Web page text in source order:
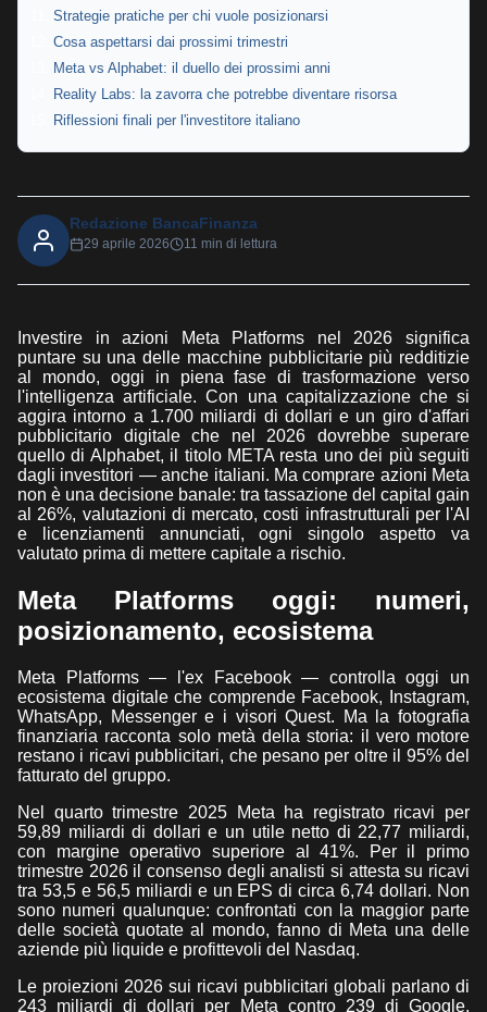
Redazione BancaFinanza
29 aprile 2026 11 min di lettura
Investire in azioni Meta Platforms nel 2026 significa
puntare su una delle macchine pubblicitarie più redditizie
al mondo, oggi in piena fase di trasformazione verso
l'intelligenza artificiale. Con una capitalizzazione che si
aggira intorno a 1.700 miliardi di dollari e un giro d'affari
pubblicitario digitale che nel 2026 dovrebbe superare
quello di Alphabet, il titolo META resta uno dei più seguiti
dagli investitori — anche italiani. Ma comprare azioni Meta
non è una decisione banale: tra tassazione del capital gain
al 26%, valutazioni di mercato, costi infrastrutturali per l'AI
e licenziamenti annunciati, ogni singolo aspetto va
valutato prima di mettere capitale a rischio.
Meta Platforms oggi: numeri,
posizionamento, ecosistema
Meta Platforms — l'ex Facebook — controlla oggi un
ecosistema digitale che comprende Facebook, Instagram,
WhatsApp, Messenger e i visori Quest. Ma la fotografia
finanziaria racconta solo metà della storia: il vero motore
restano i ricavi pubblicitari, che pesano per oltre il 95% del
fatturato del gruppo.
Nel quarto trimestre 2025 Meta ha registrato ricavi per
59,89 miliardi di dollari e un utile netto di 22,77 miliardi,
con margine operativo superiore al 41%. Per il primo
trimestre 2026 il consenso degli analisti si attesta su ricavi
tra 53,5 e 56,5 miliardi e un EPS di circa 6,74 dollari. Non
sono numeri qualunque: confrontati con la maggior parte
delle società quotate al mondo, fanno di Meta una delle
aziende più liquide e profittevoli del Nasdaq.
Le proiezioni 2026 sui ricavi pubblicitari globali parlano di
243 miliardi di dollari per Meta contro 239 di Google.
Strategie pratiche per chi vuole posizionarsi
Cosa aspettarsi dai prossimi trimestri
Meta vs Alphabet: il duello dei prossimi anni
Reality Labs: la zavorra che potrebbe diventare risorsa
Riflessioni finali per l'investitore italiano